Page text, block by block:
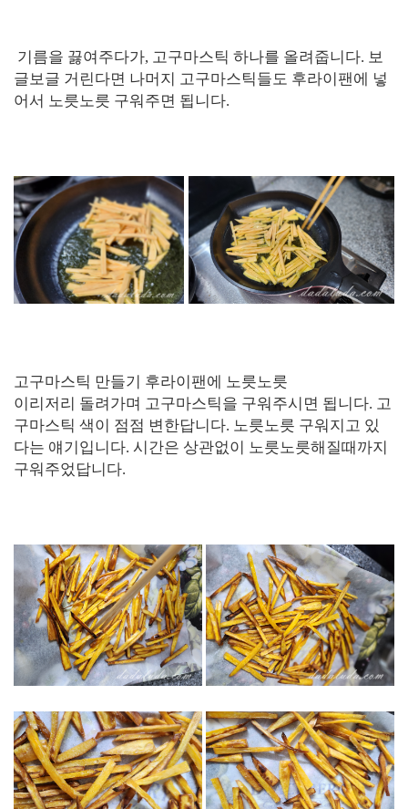
기름을 끓여주다가, 고구마스틱 하나를 올려줍니다. 보
글보글 거린다면 나머지 고구마스틱들도 후라이팬에 넣
어서 노릇노릇 구워주면 됩니다.
고구마스틱 만들기 후라이팬에 노릇노릇
이리저리 돌려가며 고구마스틱을 구워주시면 됩니다. 고
구마스틱 색이 점점 변한답니다. 노릇노릇 구워지고 있
다는 얘기입니다. 시간은 상관없이 노릇노릇해질때까지
구워주었답니다.